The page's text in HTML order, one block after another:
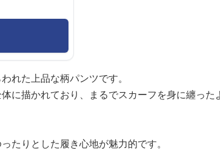
れた上品な柄パンツです。
に描かれており、まるでスカーフを身に纏っ
たりとした履き心地が魅力的です。